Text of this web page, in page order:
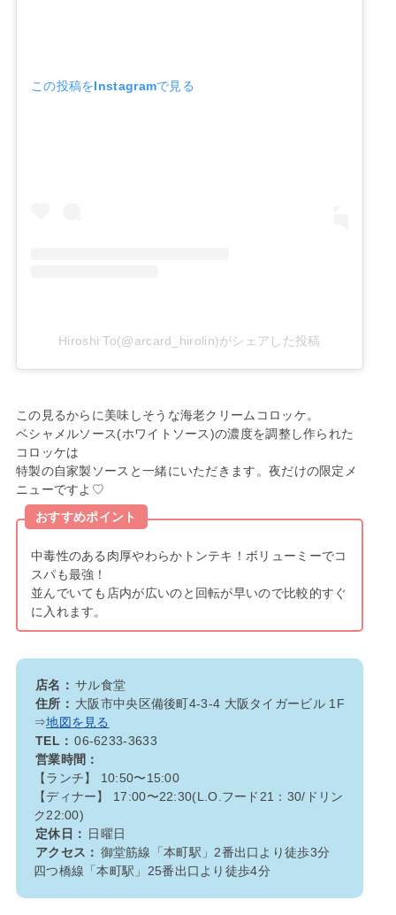
この投稿をInstagramで見る
Hiroshi To(@arcard_hirolin)がシェアした投稿
この見るからに美味しそうな海老クリームコロッケ。
ベシャメルソース(ホワイトソース)の濃度を調整し作られた
コロッケは
特製の自家製ソースと一緒にいただきます。夜だけの限定メ
ニューですよ♡
おすすめポイント
中毒性のある肉厚やわらかトンテキ！ボリューミーでコ
スパも最強！
並んでいても店内が広いのと回転が早いので比較的すぐ
に入れます。
店名： サル食堂
住所： 大阪市中央区備後町4-3-4 大阪タイガービル 1F
⇒地図を見る
TEL： 06-6233-3633
営業時間：
【ランチ】 10:50〜15:00
【ディナー】 17:00〜22:30(L.O.フード21：30/ドリン
ク22:00)
定休日： 日曜日
アクセス： 御堂筋線「本町駅」2番出口より徒歩3分
四つ橋線「本町駅」25番出口より徒歩4分